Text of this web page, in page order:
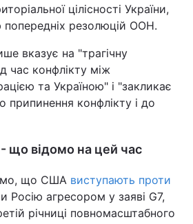
цілісності України,
попередніх резолюцій ООН.
вказує на "трагічну
час конфлікту між
та Україною" і "закликає
конфлікту і до
що відомо на цей час
що США виступають проти
Росію агресором у заяві G7,
річниці повномасштабного